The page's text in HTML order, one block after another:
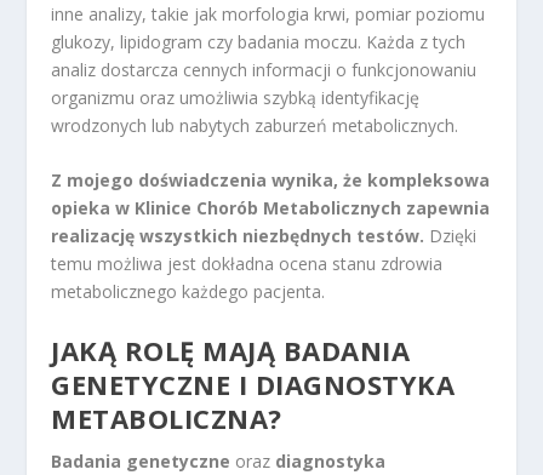
inne analizy, takie jak morfologia krwi, pomiar poziomu
glukozy, lipidogram czy badania moczu. Każda z tych
analiz dostarcza cennych informacji o funkcjonowaniu
organizmu oraz umożliwia szybką identyfikację
wrodzonych lub nabytych zaburzeń metabolicznych.
Z mojego doświadczenia wynika, że kompleksowa
opieka w Klinice Chorób Metabolicznych zapewnia
realizację wszystkich niezbędnych testów. Dzięki
temu możliwa jest dokładna ocena stanu zdrowia
metabolicznego każdego pacjenta.
JAKĄ ROLĘ MAJĄ BADANIA
GENETYCZNE I DIAGNOSTYKA
METABOLICZNA?
Badania genetyczne oraz diagnostyka